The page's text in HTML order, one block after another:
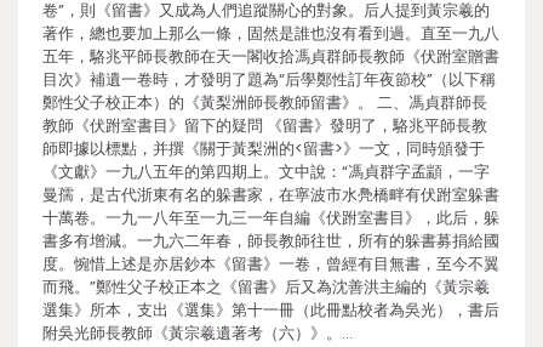
卷”，則《留書》又成為人們追蹤關心的對象。后人提到黃宗羲的
著作，總也要加上那么一條，固然是誰也沒有看到過。直至一九八
五年，駱兆平師長教師在天一閣收拾馮貞群師長教師《伏跗室贈書
目次》補遺一卷時，才發明了題為“后學鄭性訂年夜節校”（以下稱
鄭性父子校正本）的《黃梨洲師長教師留書》。 二、馮貞群師長
教師《伏跗室書目》留下的疑問 《留書》發明了，駱兆平師長教
師即據以標點，并撰《關于黃梨洲的<留書>》一文，同時頒發于
《文獻》一九八五年的第四期上。文中說：“馮貞群字孟顓，一字
曼孺，是古代浙東有名的躲書家，在寧波市水鳧橋畔有伏跗室躲書
十萬卷。一九一八年至一九三一年自編《伏跗室書目》，此后，躲
書多有增減。一九六二年春，師長教師往世，所有的躲書募捐給國
度。惋惜上述是亦居鈔本《留書》一卷，曾經有目無書，至今不翼
而飛。”鄭性父子校正本之《留書》后又為沈善洪主編的《黃宗羲
選集》所本，支出《選集》第十一冊（此冊點校者為吳光），書后
附吳光師長教師《黃宗羲遺著考（六）》。…